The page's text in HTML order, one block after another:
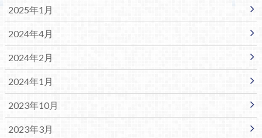
2025年1月
2024年4月
2024年2月
2024年1月
2023年10月
2023年3月